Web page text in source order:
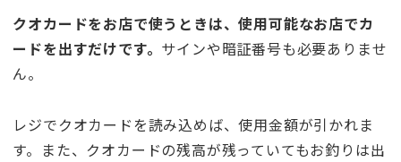
クオカードをお店で使うときは、使用可能なお店でカ
ードを出すだけです。 サインや暗証番号も必要ありませ
ん。
レジでクオカードを読み込めば、使用金額が引かれま
す。また、クオカードの残高が残っていてもお釣りは出